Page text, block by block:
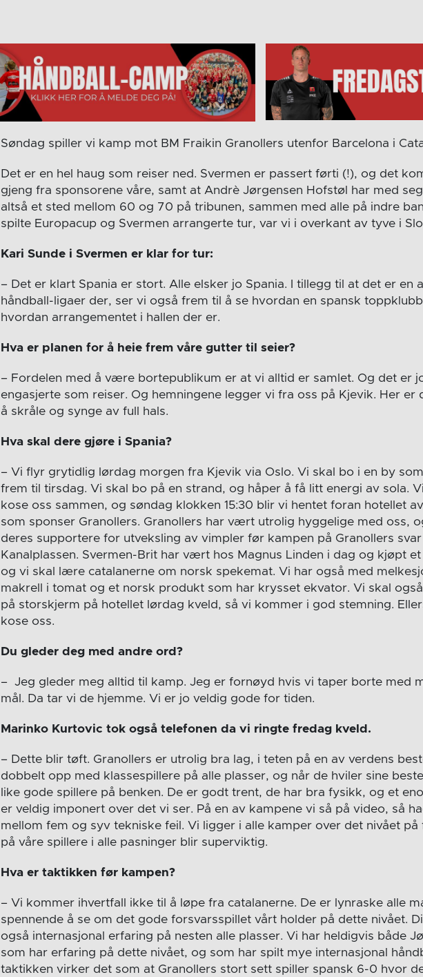
Søndag spiller vi kamp mot BM Fraikin Granollers utenfor Barcelona i
Det er en hel haug som reiser ned. Svermen er passert førti (!), og det
gjeng fra sponsorene våre, samt at Andrè Jørgensen Hofstøl har med
altså et sted mellom 60 og 70 på tribunen, sammen med alle på indre
spilte Europacup og Svermen arrangerte tur, var vi i overkant av tyve i
Kari Sunde i Svermen er klar for tur:
– Det er klart Spania er stort. Alle elsker jo Spania. I tillegg til at det er en
håndball-ligaer der, ser vi også frem til å se hvordan en spansk
hvordan arrangementet i hallen der er.
Hva er planen for å heie frem våre gutter til seier?
– Fordelen med å være bortepublikum er at vi alltid er samlet. Og det er
engasjerte som reiser. Og hemningene legger vi fra oss på Kjevik. Her er
å skråle og synge av full hals.
Hva skal dere gjøre i Spania?
– Vi flyr grytidlig lørdag morgen fra Kjevik via Oslo. Vi skal bo i en by
frem til tirsdag. Vi skal bo på en strand, og håper å få litt energi av sola.
kose oss sammen, og søndag klokken 15:30 blir vi hentet foran hotellet
som sponser Granollers. Granollers har vært utrolig hyggelige med oss,
deres supportere for utveksling av vimpler før kampen på Granollers
Kanalplassen. Svermen-Brit har vært hos Magnus Linden i dag og kjøpt
og vi skal lære catalanerne om norsk spekemat. Vi har også med
makrell i tomat og et norsk produkt som har krysset ekvator. Vi skal også
på storskjerm på hotellet lørdag kveld, så vi kommer i god stemning.
kose oss.
Du gleder deg med andre ord?
– Jeg gleder meg alltid til kamp. Jeg er fornøyd hvis vi taper borte med
mål. Da tar vi de hjemme. Vi er jo veldig gode for tiden.
Marinko Kurtovic tok også telefonen da vi ringte fredag kveld.
– Dette blir tøft. Granollers er utrolig bra lag, i teten på en av verdens
dobbelt opp med klassespillere på alle plasser, og når de hviler sine
like gode spillere på benken. De er godt trent, de har bra fysikk, og et
er veldig imponert over det vi ser. På en av kampene vi så på video, så
mellom fem og syv tekniske feil. Vi ligger i alle kamper over det nivået på
på våre spillere i alle pasninger blir superviktig.
Hva er taktikken før kampen?
– Vi kommer ihvertfall ikke til å løpe fra catalanerne. De er lynraske alle
spennende å se om det gode forsvarsspillet vårt holder på dette nivået.
også internasjonal erfaring på nesten alle plasser. Vi har heldigvis både
som har erfaring på dette nivået, og som har spilt mye internasjonal
taktikken virker det som at Granollers stort sett spiller spansk 6-0 hvor